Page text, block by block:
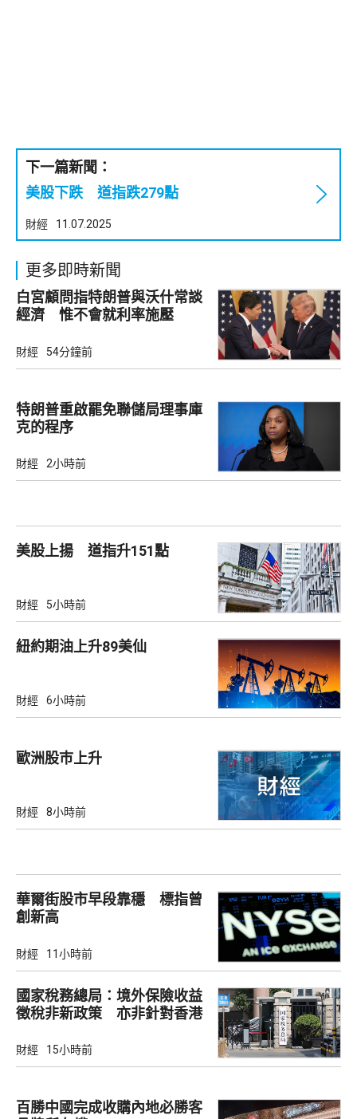
下一篇新聞：
美股下跌 道指跌279點
財經 11.07.2025
更多即時新聞
白宮顧問指特朗普與沃什常談
經濟 惟不會就利率施壓
財經 54分鐘前
特朗普重啟罷免聯儲局理事庫
克的程序
財經 2小時前
美股上揚 道指升151點
財經 5小時前
紐約期油上升89美仙
財經 6小時前
歐洲股巿上升
財經 8小時前
華爾街股市早段靠穩 標指曾
創新高
財經 11小時前
國家稅務總局：境外保險收益
徵稅非新政策 亦非針對香港
財經 15小時前
百勝中國完成收購內地必勝客